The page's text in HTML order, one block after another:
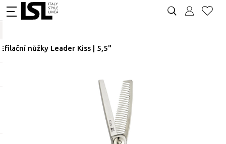
Efilační nůžky Leader Kiss | 5,5"